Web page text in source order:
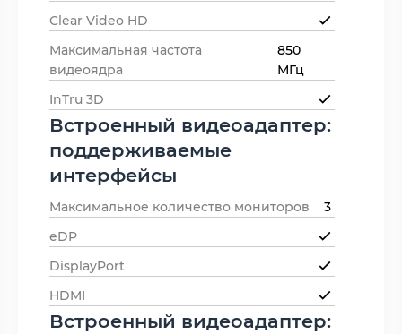
Clear Video HD
Максимальная частота
видеоядра
850
МГц
InTru 3D
Встроенный видеоадаптер:
поддерживаемые
интерфейсы
Максимальное количество мониторов
3
eDP
DisplayPort
HDMI
Встроенный видеоадаптер: